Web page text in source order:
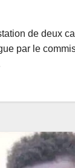
de deux
par le